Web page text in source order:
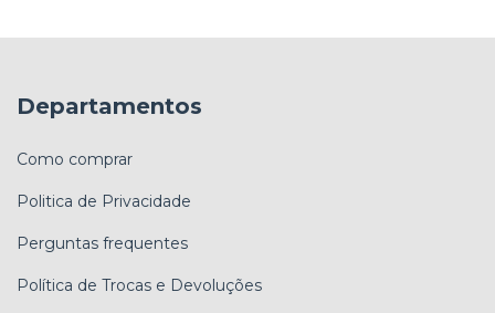
Departamentos
Como comprar
Politica de Privacidade
Perguntas frequentes
Política de Trocas e Devoluções